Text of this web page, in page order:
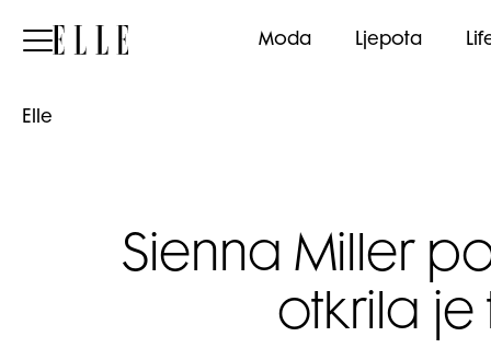
Elle Moda Ljepota
Elle
Sienna Miller
otkrila